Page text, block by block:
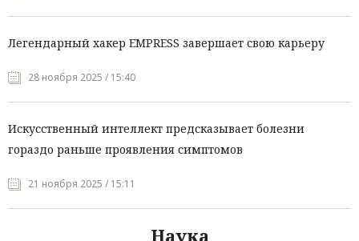
Легендарный хакер EMPRESS завершает свою карьеру
28 ноября 2025 / 15:40
Искусственный интеллект предсказывает болезни
гораздо раньше проявления симптомов
21 ноября 2025 / 15:11
Наука